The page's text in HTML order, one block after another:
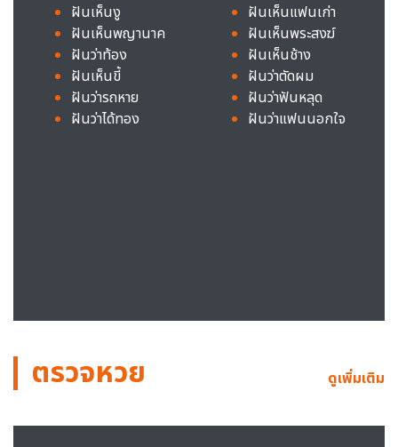
ฝันเห็นงู
ฝันเห็นพญานาค
ฝันว่าท้อง
ฝันเห็นขี้
ฝันว่ารถหาย
ฝันว่าได้ทอง
ฝันเห็นแฟนเก่า
ฝันเห็นพระสงฆ์
ฝันเห็นช้าง
ฝันว่าตัดผม
ฝันว่าฟันหลุด
ฝันว่าแฟนนอกใจ
ตรวจหวย ดูเพิ่มเติม